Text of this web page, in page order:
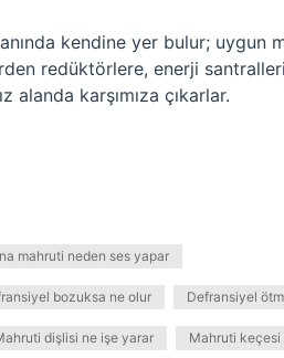
kendine yer bulur; uygun
redüktörlere, enerji
alanda karşımıza çıkarlar.
mahruti neden ses yapar
bozuksa ne olur Defransiyel
dişlisi ne işe yarar Mahruti keçesi